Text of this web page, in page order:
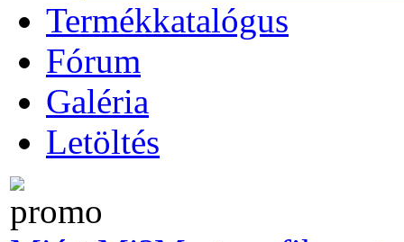
Termékkatalógus
Fórum
Galéria
Letöltés